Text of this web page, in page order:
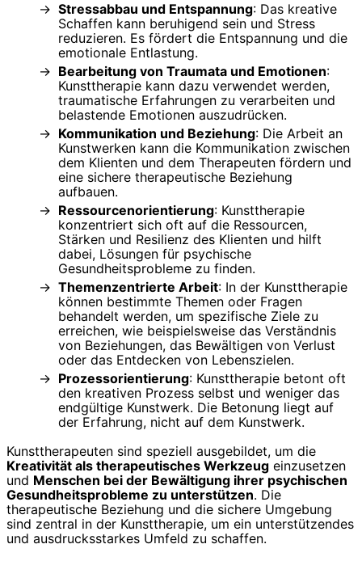
Stressabbau und Entspannung: Das kreative
Schaffen kann beruhigend sein und Stress
reduzieren. Es fördert die Entspannung und die
emotionale Entlastung.
Bearbeitung von Traumata und Emotionen:
Kunsttherapie kann dazu verwendet werden,
traumatische Erfahrungen zu verarbeiten und
belastende Emotionen auszudrücken.
Kommunikation und Beziehung: Die Arbeit an
Kunstwerken kann die Kommunikation zwischen
dem Klienten und dem Therapeuten fördern und
eine sichere therapeutische Beziehung
aufbauen.
Ressourcenorientierung: Kunsttherapie
konzentriert sich oft auf die Ressourcen,
Stärken und Resilienz des Klienten und hilft
dabei, Lösungen für psychische
Gesundheitsprobleme zu finden.
Themenzentrierte Arbeit: In der Kunsttherapie
können bestimmte Themen oder Fragen
behandelt werden, um spezifische Ziele zu
erreichen, wie beispielsweise das Verständnis
von Beziehungen, das Bewältigen von Verlust
oder das Entdecken von Lebenszielen.
Prozessorientierung: Kunsttherapie betont oft
den kreativen Prozess selbst und weniger das
endgültige Kunstwerk. Die Betonung liegt auf
der Erfahrung, nicht auf dem Kunstwerk.
Kunsttherapeuten sind speziell ausgebildet, um die
Kreativität als therapeutisches Werkzeug einzusetzen
und Menschen bei der Bewältigung ihrer psychischen
Gesundheitsprobleme zu unterstützen. Die
therapeutische Beziehung und die sichere Umgebung
sind zentral in der Kunsttherapie, um ein unterstützendes
und ausdrucksstarkes Umfeld zu schaffen.